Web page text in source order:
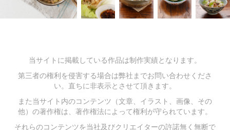
当サイトに掲載している作品は制作実績となります。
第三者の権利を侵害する場合は弊社までお問い合わせくださ
い。直ちに非表示とさせて頂きます。
また当サイト内のコンテンツ（文章、イラスト、画像、その
他）の著作権は、著作権法によって権利が守られています。
それらのコンテンツを当社及びクリエイターの許諾無く無断で